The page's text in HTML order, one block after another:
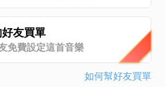
友買單
免費設定這首音樂
如何幫好友買單